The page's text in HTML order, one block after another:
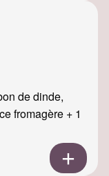
de dinde,
fromagère + 1